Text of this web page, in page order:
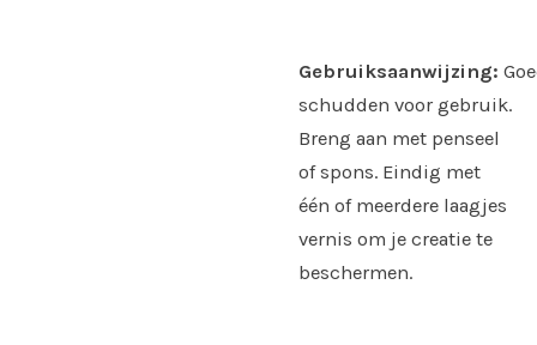
Gebruiksaanwijzing:
schudden voor gebruik.
Breng aan met penseel
of spons. Eindig met
één of meerdere laagjes
vernis om je creatie te
beschermen.